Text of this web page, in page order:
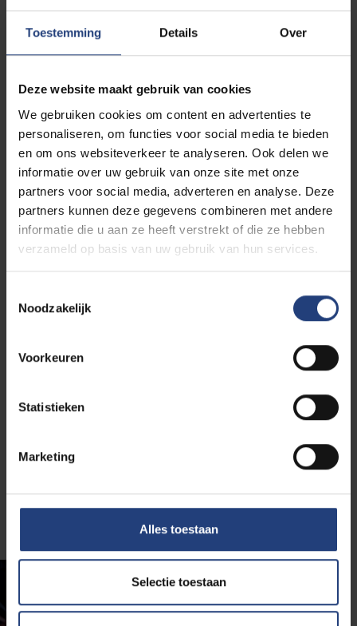
Toestemming Details Over
Deze website maakt gebruik van cookies
We gebruiken cookies om content en advertenties te
personaliseren, om functies voor social media te bieden
en om ons websiteverkeer te analyseren. Ook delen we
informatie over uw gebruik van onze site met onze
partners voor social media, adverteren en analyse. Deze
partners kunnen deze gegevens combineren met andere
informatie die u aan ze heeft verstrekt of die ze hebben
verzameld op basis van uw gebruik van hun services.
Noodzakelijk
Voorkeuren
Statistieken
Marketing
Alles toestaan
Selectie toestaan
Na je studie
De afgestudeerden van de postgraduaatopleiding
sportindustrieterecht,in binnen- én buitenland
En dit van A tot Z, van atletiek tot zwemmen, over
adidas, BOIC, Decathlon, FIFA, Flanders Classics,
Golazo, IOC, KBVB, Red Bull, Sportizon en
verschillende voetbalclubs en sportbonden. Ook je
eigenmanagementbureauvoor sporters oprichten
behoort tot de mogelijkheden.